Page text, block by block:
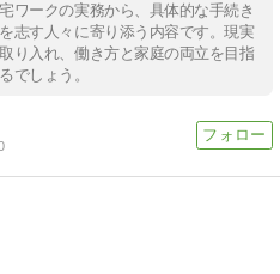
ワークの実務から、具体的な手続き
志す人々に寄り添う内容です。現実
り入れ、働き方と家庭の両立を目指
でしょう。